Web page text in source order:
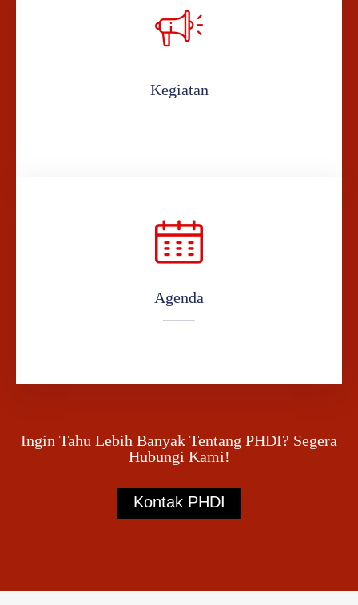
Kegiatan
Agenda
Ingin Tahu Lebih Banyak Tentang PHDI? Segera
Hubungi Kami!
Kontak PHDI